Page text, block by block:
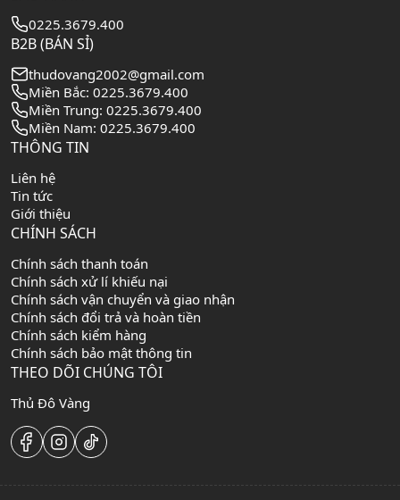
0225.3679.400
B2B (BÁN SỈ)
thudovang2002@gmail.com
Miền Bắc: 0225.3679.400
Miền Trung: 0225.3679.400
Miền Nam: 0225.3679.400
THÔNG TIN
Liên hệ
Tin tức
Giới thiệu
CHÍNH SÁCH
Chính sách thanh toán
Chính sách xử lí khiếu nại
Chính sách vận chuyển và giao nhận
Chính sách đổi trả và hoàn tiền
Chính sách kiểm hàng
Chính sách bảo mật thông tin
THEO DÕI CHÚNG TÔI
Thủ Đô Vàng